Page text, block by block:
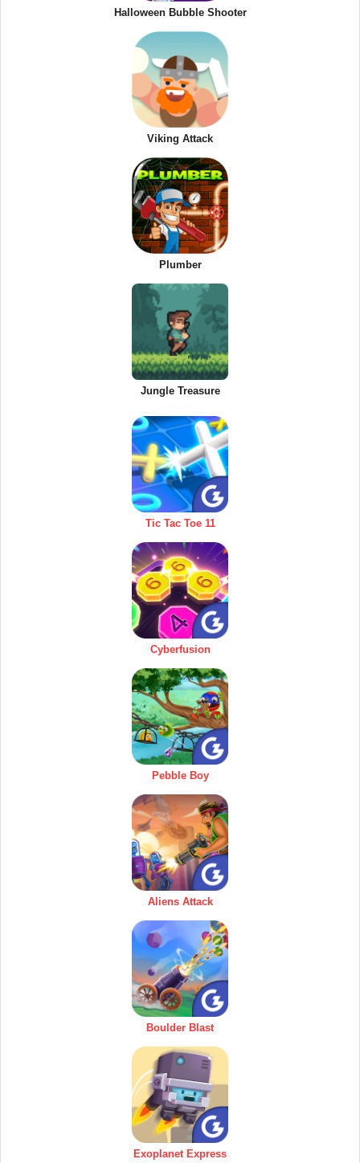
Halloween Bubble Shooter
Viking Attack
Plumber
Jungle Treasure
Tic Tac Toe 11
Cyberfusion
Pebble Boy
Aliens Attack
Boulder Blast
Exoplanet Express